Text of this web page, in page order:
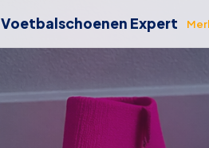
Voetbalschoenen Expert